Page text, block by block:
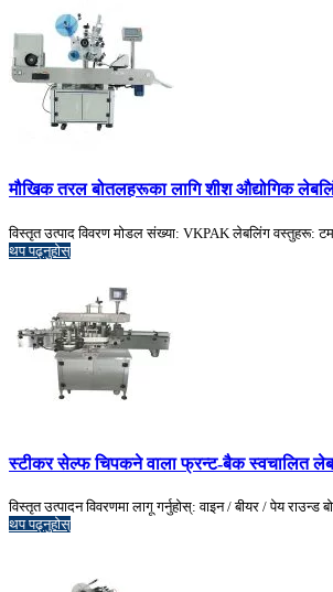
मौखिक तरल बोतलहरूका लागि शीश औद्योगिक
विस्तृत उत्पाद विवरण मोडल संख्या: VKPAK लेबलिंग वस्तुहरू:
थप पढ्नुहोस्
स्टीकर सेल्फ चिपकने वाला फ्रन्ट-बैक स्वचालित
विस्तृत उत्पादन विवरणमा लागू गर्नुहोस्: वाइन / बीयर / पेय
थप पढ्नुहोस्